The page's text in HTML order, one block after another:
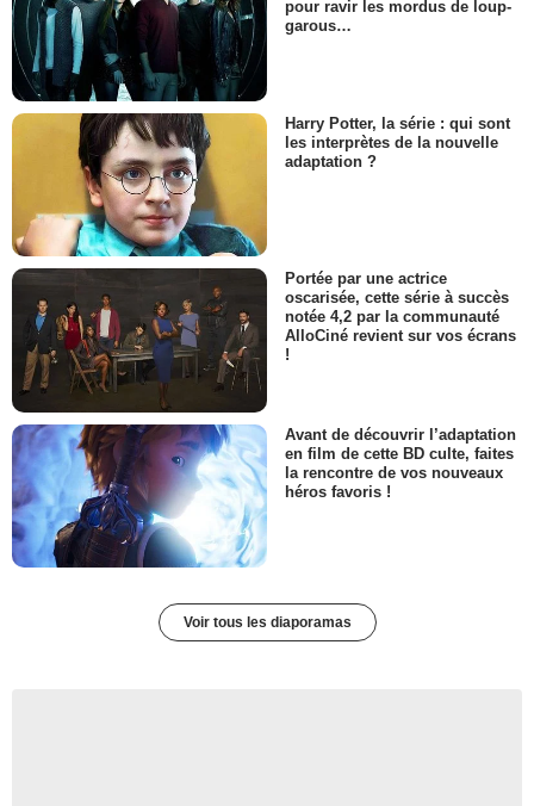
pour ravir les mordus de loup-
garous…
Harry Potter, la série : qui sont
les interprètes de la nouvelle
adaptation ?
Portée par une actrice
oscarisée, cette série à succès
notée 4,2 par la communauté
AlloCiné revient sur vos écrans
!
Avant de découvrir l’adaptation
en film de cette BD culte, faites
la rencontre de vos nouveaux
héros favoris !
Voir tous les diaporamas